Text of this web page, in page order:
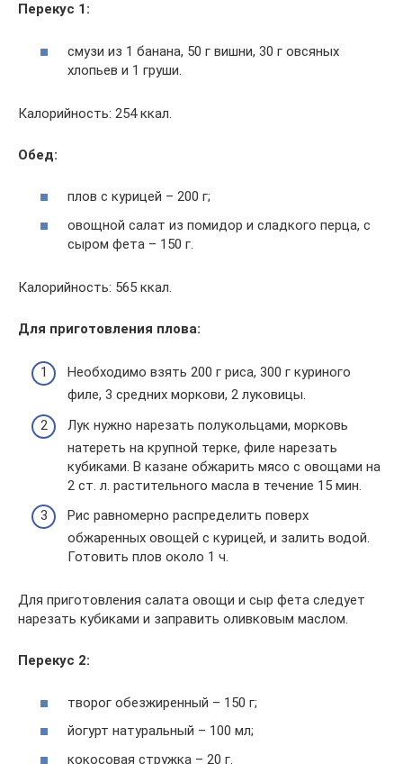
Перекус 1:
смузи из 1 банана, 50 г вишни, 30 г овсяных
хлопьев и 1 груши.
Калорийность: 254 ккал.
Обед:
плов с курицей – 200 г;
овощной салат из помидор и сладкого перца, с
сыром фета – 150 г.
Калорийность: 565 ккал.
Для приготовления плова:
Необходимо взять 200 г риса, 300 г куриного
филе, 3 средних моркови, 2 луковицы.
Лук нужно нарезать полукольцами, морковь
натереть на крупной терке, филе нарезать
кубиками. В казане обжарить мясо с овощами на
2 ст. л. растительного масла в течение 15 мин.
Рис равномерно распределить поверх
обжаренных овощей с курицей, и залить водой.
Готовить плов около 1 ч.
Для приготовления салата овощи и сыр фета следует
нарезать кубиками и заправить оливковым маслом.
Перекус 2:
творог обезжиренный – 150 г;
йогурт натуральный – 100 мл;
кокосовая стружка – 20 г.